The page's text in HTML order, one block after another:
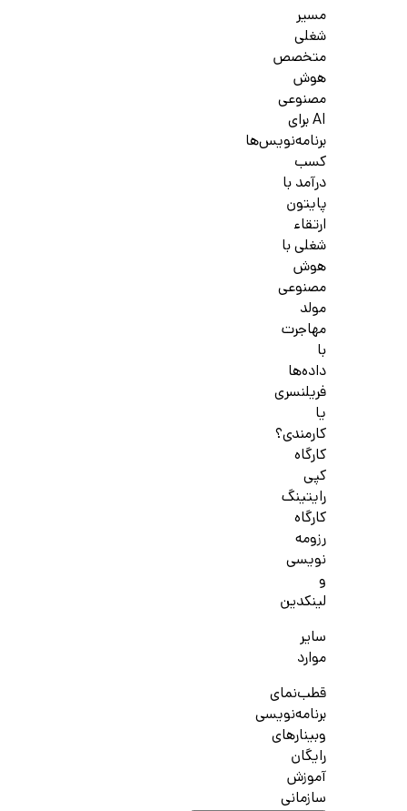
مسیر
شغلی
متخصص
هوش
مصنوعی
AI برای
برنامه‌نویس‌ها
کسب
درآمد با
پایتون
ارتقاء
شغلی با
هوش
مصنوعی
مولد
مهاجرت
با
داده‌ها
فریلنسری
یا
کارمندی؟
کارگاه
کپی
رایتینگ
کارگاه
رزومه
نویسی
و
لینکدین
سایر
موارد
قطب‌نمای
برنامه‌نویسی
وبینارهای
رایگان
آموزش
سازمانی